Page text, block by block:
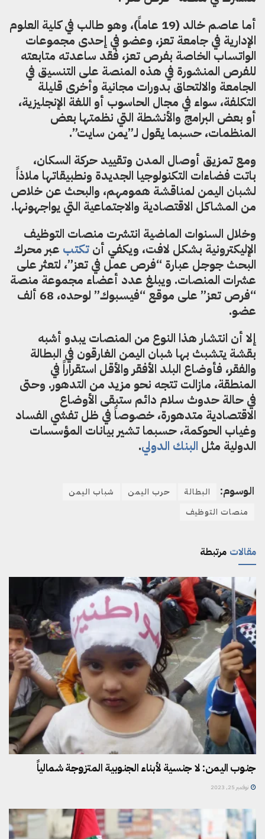
أما عاصم خالد (19 عاماً)، وهو طالب في كلية العلوم
الإدارية في جامعة تعز، وعضو في إحدى مجموعات
الواتساب الخاصة بفرص تعز، فقد ساعدته متابعته
للفرص المنشورة في هذه المنصة على التنسيق في
الجامعة والالتحاق بدورات مجانية وأخرى قليلة
التكلفة، سواء في مجال الحاسوب أو اللغة الإنجليزية،
أو بعض البرامج والأنشطة التي نظمتها بعض
المنظمات، حسبما يقول لـ”يمن سايت”.
ومع تمزيق أوصال المدن وتقييد حركة السكان،
باتت فضاءات التكنولوجيا الجديدة ونطبيقاتها ملاذاً
لشبان اليمن لمناقشة همومهم، والبحث عن خلاص
من المشاكل الاقتصادية والاجتماعية التي يواجهونها.
وخلال السنوات الماضية انتشرت منصات التوظيف
الإليكترونية بشكل لافت، ويكفي أن تكتب عبر محرك
البحث جوجل عبارة “فرص عمل في تعز”، لتعثر على
عشرات المنصات. ويبلغ عدد أعضاء مجموعة منصة
“فرص تعز” على موقع “فيسبوك” لوحده، 68 ألف
عضو.
إلا أن انتشار هذا النوع من المنصات يبدو أشبه
بقشة يتشبث بها شبان اليمن الغارقون في البطالة
والفقر، فأوضاع البلد الأفقر والأقل استقراراً في
المنطقة، مازالت تتجه نحو مزيد من التدهور. وحتى
في حالة حدوث سلام دائم ستبقى الأوضاع
الاقتصادية متدهورة، خصوصاً في ظل تفشي الفساد
وغياب الحوكمة، حسبما تشير بيانات المؤسسات
الدولية مثل البنك الدولي.
الوسوم: البطالة حرب اليمن
شباب اليمن
منصات التوظيف
مرتبطة مقالات
جنوب اليمن: لا جنسية لأبناء الجنوبية المتزوجة شمالياً
نوفمبر 25, 2023